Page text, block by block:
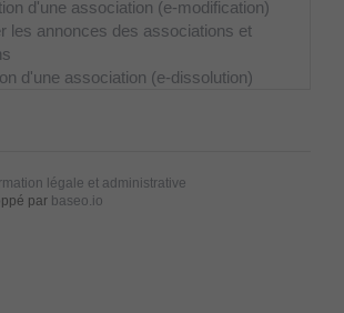
d'une association (e-modification)
les annonces des associations et
d'une association (e-dissolution)
légale et administrative
par baseo.io